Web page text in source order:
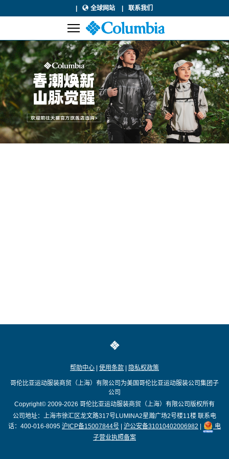
全球网站 联系我们
帮助中心 使用条款 隐私权政策
哥伦比亚运动服装商贸（上海）有限公司为美国哥伦比亚运动服装公司集团子
公司
Copyright© 2009-2026 哥伦比亚运动服装商贸（上海）有限公司版权所有
公司地址：上海市徐汇区龙文路317号LUMINA2星瀚广场2号楼11楼 联系电
话：400-016-8095 沪ICP备15007844号 沪公安备31010402006982
电
子营业执照备案